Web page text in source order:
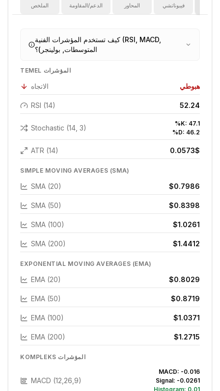
الملخص الدعم/المقاومة المحاور فيبوناتشي
كيف تستخدم المؤشرات الفنية (RSI, MACD,
المتوسطات, بولينجر)؟
TEMEL المؤشرات
الاتجاه هبوطي
RSI (14) 52.24
Stochastic (14, 3)
%K: 47.1
%D: 46.2
ATR (14) 0.0573$
SIMPLE MOVING AVERAGES (SMA)
SMA (20) $0.7986
SMA (50) $0.8398
SMA (100) $1.0261
SMA (200) $1.4412
EXPONENTIAL MOVING AVERAGES (EMA)
EMA (20) $0.8029
EMA (50) $0.8719
EMA (100) $1.0371
EMA (200) $1.2715
KOMPLEKS المؤشرات
MACD (12,26,9)
MACD: -0.016
Signal: -0.0261
Histogram: 0.01